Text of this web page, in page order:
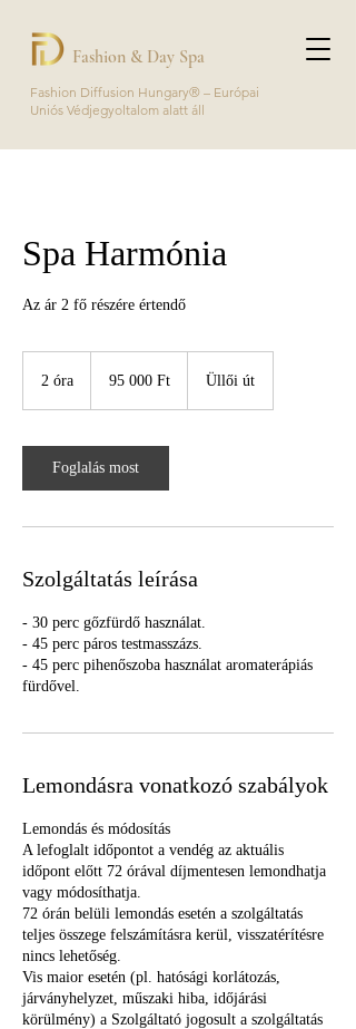
Fashion Diffusion Hungary® – Európai
Uniós Védjegyoltalom alatt áll
Fashion & Day Spa
Spa Harmónia​​
Az ár 2 fő részére értendő
2 óra
a
forint95 000 Ft Üllői út
Foglalás most
Szolgáltatás leírása
- 30 perc gőzfürdő használat.
- 45 perc páros testmasszázs.
- 45 perc pihenőszoba használat aromaterápiás
fürdővel.
Lemondásra vonatkozó szabályok
Lemondás és módosítás
A lefoglalt időpontot a vendég az aktuális
időpont előtt 72 órával díjmentesen lemondhatja
vagy módosíthatja.
72 órán belüli lemondás esetén a szolgáltatás
teljes összege felszámításra kerül, visszatérítésre
nincs lehetőség.
Vis maior esetén (pl. hatósági korlátozás,
járványhelyzet, műszaki hiba, időjárási
körülmény) a Szolgáltató jogosult a szolgáltatás